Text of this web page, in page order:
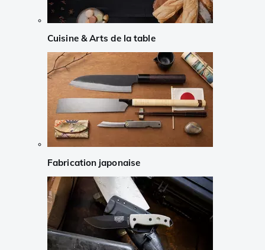
Cuisine & Arts de la table
Fabrication japonaise